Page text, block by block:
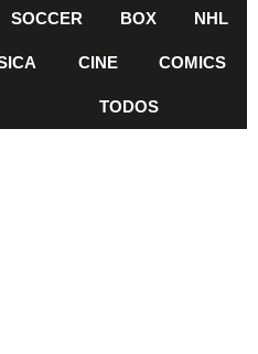
SOCCER BOX NHL
CINE COMICS
TODOS